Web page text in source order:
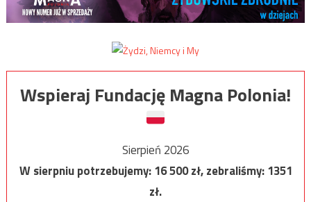
Wspieraj Fundację Magna Polonia!
Sierpień 2026
W sierpniu potrzebujemy:16 500zł, zebraliśmy:1351
zł.